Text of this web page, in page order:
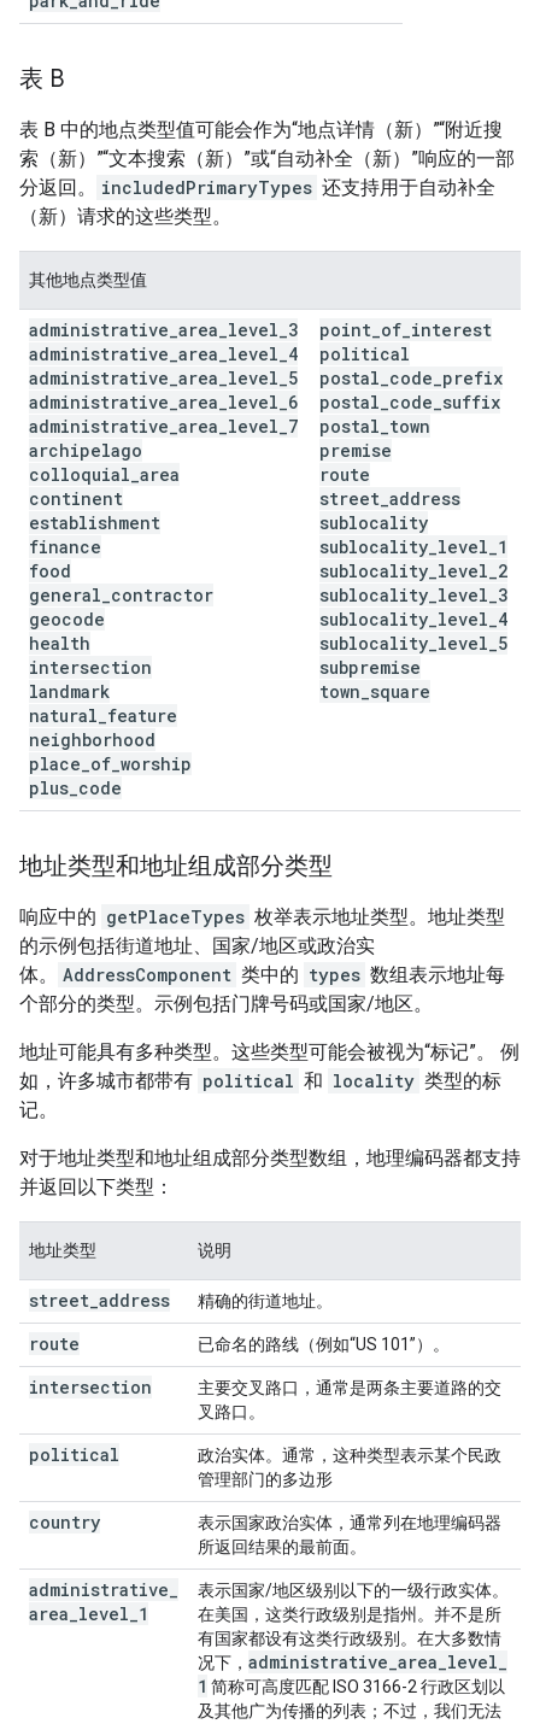
表 B
表 B 中的地点类型值可能会作为“地点详情（新）”“附近搜
索（新）”“文本搜索（新）”或“自动补全（新）”响应的一部
分返回。
includedPrimaryTypes 还支持用于自动补全
（新）请求的这些类型。
其他地点类型值
administrative area level 3
administrative area level 4
administrative area level 5
administrative area level 6
administrative area level 7
archipelago
colloquial area
continent
establishment
finance
food
general contractor
geocode
health
intersection
landmark
natural feature
neighborhood
place of worship
plus code
point of interest
political
postal code prefix
postal code suffix
postal town
premise
route
street address
sublocality
sublocality level 1
sublocality level 2
sublocality level 3
sublocality level 4
sublocality level 5
subpremise
town square
地址类型和地址组成部分类型
响应中的 getPlaceTypes 枚举表示地址类型。 地址类型
的示例包括街道地址、国家/地区或政治实
体。
AddressComponent 类中的 types 数组表示地址每
个部分的类型。示例包括门牌号码或国家/地区。
地址可能具有多种类型。这些类型可能会被视为“标记”。 例
如，许多城市都带有 political 和 locality 类型的标
记。
对于地址类型和地址组成部分类型数组，地理编码器都支持
并返回以下类型：
地址类型 说明
street address 精确的街道地址。
route 已命名的路线（例如“US 101”）。
intersection
主要交叉路口，通常是两条主要道路的交
叉路口。
political
政治实体。通常，这种类型表示某个民政
管理部门的多边形
country
表示国家政治实体，通常列在地理编码器
所返回结果的最前面。
administrative
area level 1
表示国家/地区级别以下的一级行政实体。
在美国，这类行政级别是指州。并不是所
有国家都设有这类行政级别。在大多数情
况下， administrative area level
1 简称可高度匹配 ISO 3166-2 行政区划以
及其他广为传播的列表；不过，我们无法